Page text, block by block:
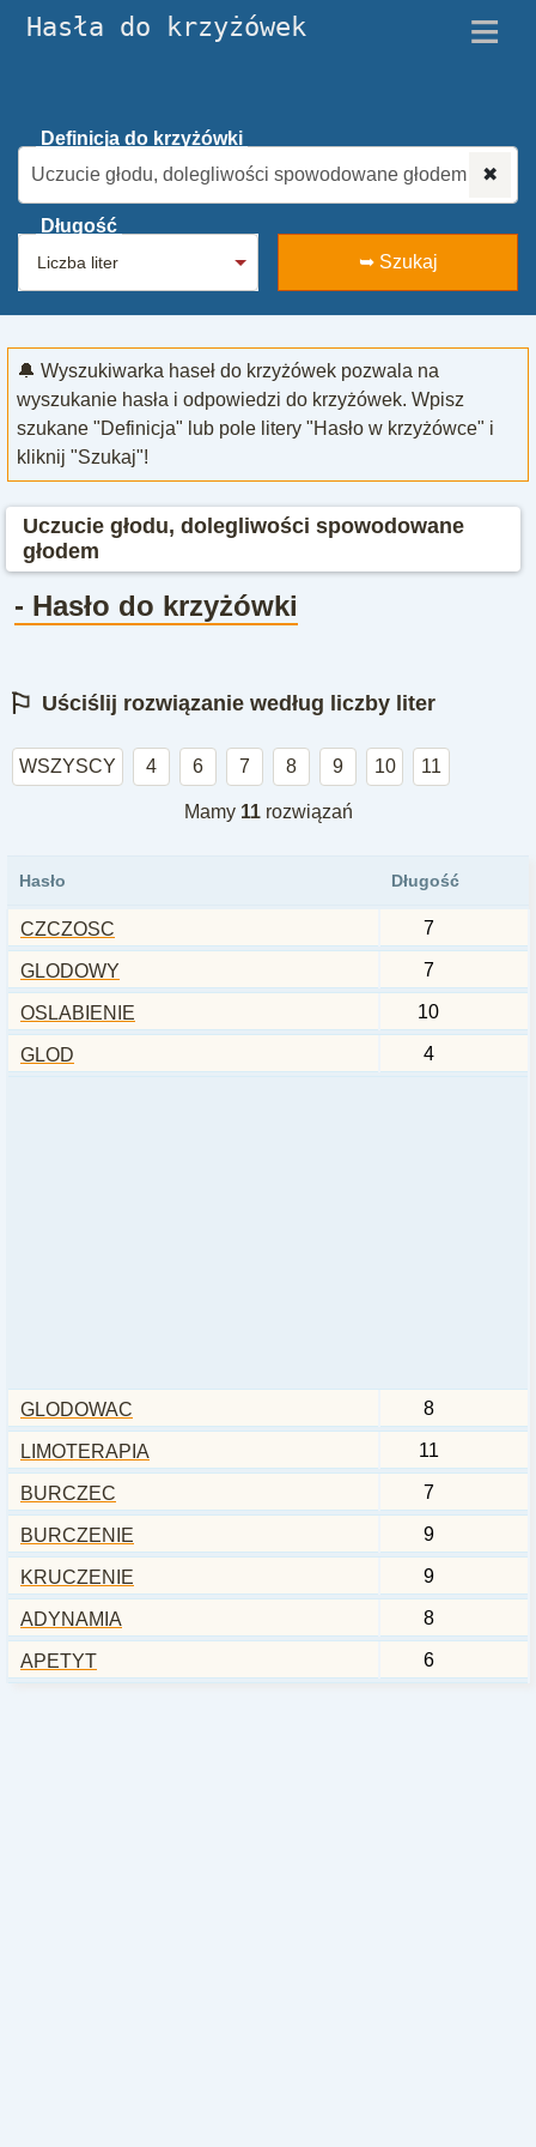
Hasła do krzyżówek ≡
Definicja do krzyżówki
✖
Długość
➥ Szukaj
🔔 Wyszukiwarka haseł do krzyżówek pozwala na
wyszukanie hasła i odpowiedzi do krzyżówek. Wpisz
szukane "Definicja" lub pole litery "Hasło w krzyżówce" i
kliknij "Szukaj"!
Uczucie głodu, dolegliwości spowodowane
głodem
- Hasło do krzyżówki
⚐ Uściślij rozwiązanie według liczby liter
WSZYSCY 4 6 7 8 9 10 11
Mamy 11rozwiązań
Hasło Długość
CZCZOSC 7
GLODOWY 7
OSLABIENIE 10
GLOD 4
GLODOWAC 8
LIMOTERAPIA 11
BURCZEC 7
BURCZENIE 9
KRUCZENIE 9
ADYNAMIA 8
APETYT 6